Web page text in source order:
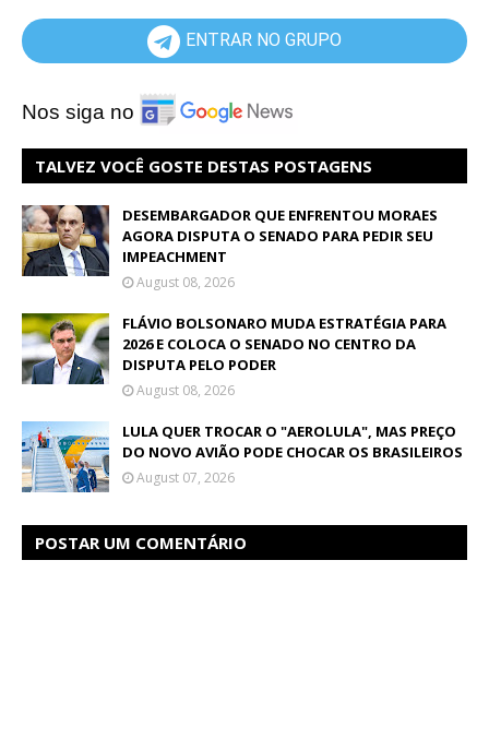
ENTRAR NO GRUPO
Nos siga no
TALVEZ VOCÊ GOSTE DESTAS POSTAGENS
DESEMBARGADOR QUE ENFRENTOU MORAES
AGORA DISPUTA O SENADO PARA PEDIR SEU
IMPEACHMENT
August 08, 2026
FLÁVIO BOLSONARO MUDA ESTRATÉGIA PARA
2026 E COLOCA O SENADO NO CENTRO DA
DISPUTA PELO PODER
August 08, 2026
LULA QUER TROCAR O "AEROLULA", MAS PREÇO
DO NOVO AVIÃO PODE CHOCAR OS BRASILEIROS
August 07, 2026
POSTAR UM COMENTÁRIO